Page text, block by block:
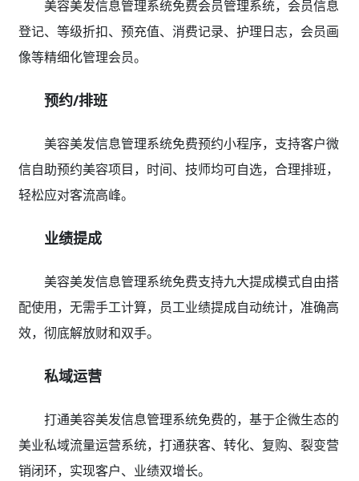
美容美发信息管理系统免费会员管理系统，会员信息
登记、等级折扣、预充值、消费记录、护理日志，会员画
像等精细化管理会员。
预约/排班
美容美发信息管理系统免费预约小程序，支持客户微
信自助预约美容项目，时间、技师均可自选，合理排班，
轻松应对客流高峰。
业绩提成
美容美发信息管理系统免费支持九大提成模式自由搭
配使用，无需手工计算，员工业绩提成自动统计，准确高
效，彻底解放财和双手。
私域运营
打通美容美发信息管理系统免费的，基于企微生态的
美业私域流量运营系统，打通获客、转化、复购、裂变营
销闭环，实现客户、业绩双增长。